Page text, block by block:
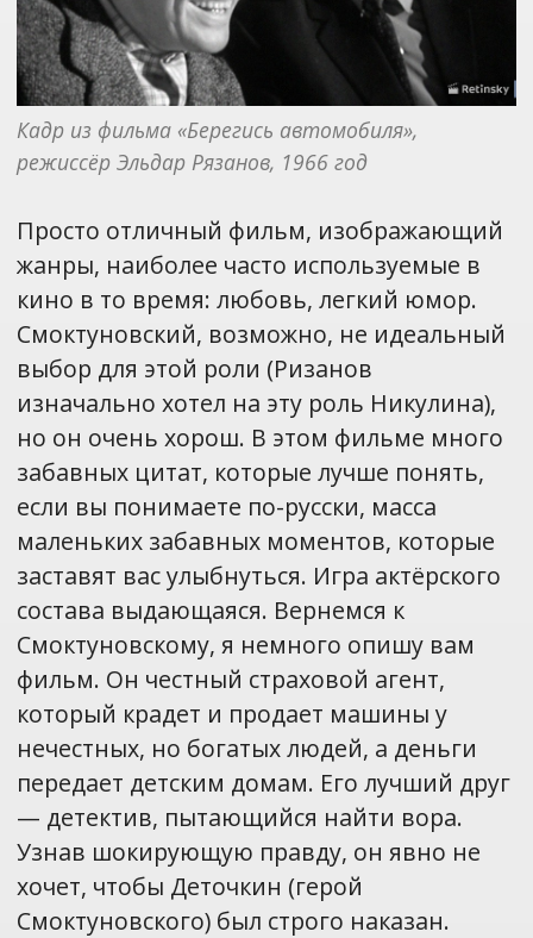
Кадр из фильма «Берегись автомобиля»,
режиссёр Эльдар Рязанов, 1966 год
Просто отличный фильм, изображающий
жанры, наиболее часто используемые в
кино в то время: любовь, легкий юмор.
Смоктуновский, возможно, не идеальный
выбор для этой роли (Ризанов
изначально хотел на эту роль Никулина),
но он очень хорош. В этом фильме много
забавных цитат, которые лучше понять,
если вы понимаете по-русски, масса
маленьких забавных моментов, которые
заставят вас улыбнуться. Игра актёрского
состава выдающаяся. Вернемся к
Смоктуновскому, я немного опишу вам
фильм. Он честный страховой агент,
который крадет и продает машины у
нечестных, но богатых людей, а деньги
передает детским домам. Его лучший друг
— детектив, пытающийся найти вора.
Узнав шокирующую правду, он явно не
хочет, чтобы Деточкин (герой
Смоктуновского) был строго наказан.